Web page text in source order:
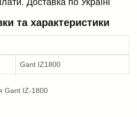
та характеристики
Gant IZ1800
Gant IZ-1800